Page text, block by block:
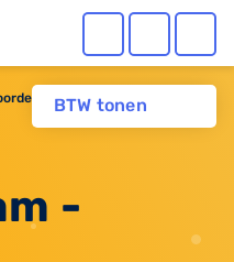
BTW tonen
Domeinnaam
-